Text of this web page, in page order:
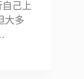
自己上
大多